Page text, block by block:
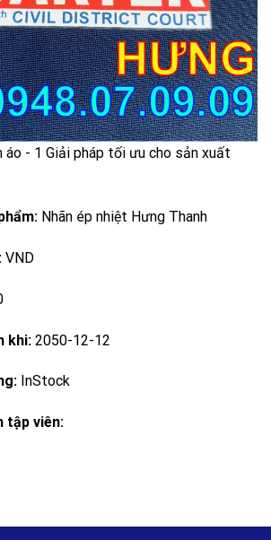
áo - 1 Giải pháp tối ưu cho sản xuất
Nhãn ép nhiệt Hưng Thanh
VND
khi: 2050-12-12
InStock
tập viên: